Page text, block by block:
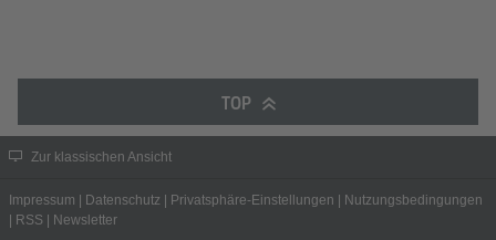
TOP
Zur klassischen Ansicht
Impressum Datenschutz Privatsphäre-Einstellungen
Nutzungsbedingungen
RSS Newsletter